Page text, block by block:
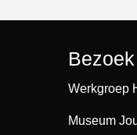
Werkgroep
Museum